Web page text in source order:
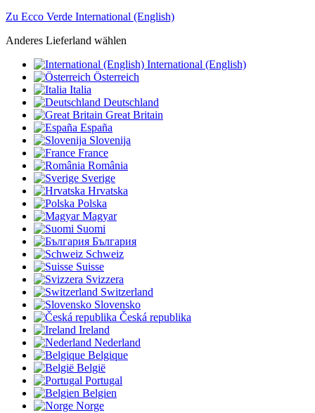
Zu Ecco Verde International (English)
Anderes Lieferland wählen
International (English)
Österreich
Italia
Deutschland
Great Britain
España
Slovenija
France
România
Sverige
Hrvatska
Polska
Magyar
Suomi
България
Schweiz
Suisse
Svizzera
Switzerland
Slovensko
Česká republika
Ireland
Nederland
Belgique
België
Portugal
Belgien
Norge